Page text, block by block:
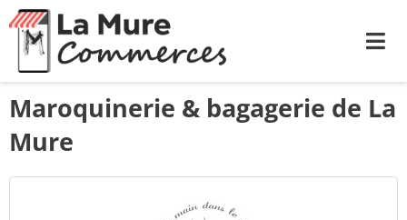
Maroquinerie & bagagerie de La
Mure